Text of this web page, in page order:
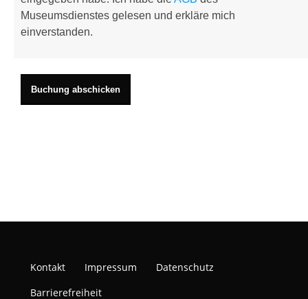
Museumsdienstes gelesen und erkläre mich
einverstanden.
Kontakt Impressum
Datenschutz
Barrierefreiheit